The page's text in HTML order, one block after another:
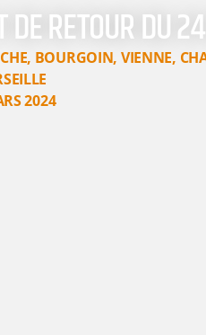
RETOUR DU
, BOURGOIN, VIENNE,
2024